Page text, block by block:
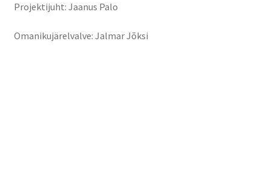
Projektijuht: Jaanus Palo
Omanikujärelvalve: Jalmar Jõksi